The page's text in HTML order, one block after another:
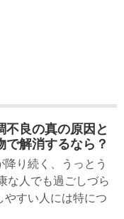
不良の真の原因と
で解消するなら？
降り続く、うっとう
な人でも過ごしづら
やすい人には特につ